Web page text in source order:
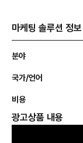
마케팅 솔루션 정보
분야
국가/언어
비용
광고상품 내용